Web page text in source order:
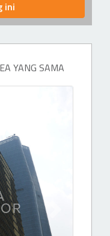
ini
YANG SAMA